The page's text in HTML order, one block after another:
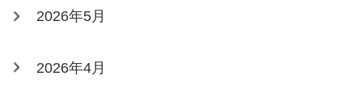
2026年5月
2026年4月